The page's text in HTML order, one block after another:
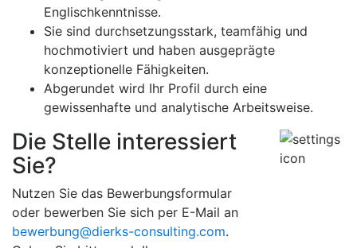
Englischkenntnisse.
Sie sind durchsetzungsstark, teamfähig und
hochmotiviert und haben ausgeprägte
konzeptionelle Fähigkeiten.
Abgerundet wird Ihr Profil durch eine
gewissenhafte und analytische Arbeitsweise.
Die Stelle interessiert
Sie?
Nutzen Sie das Bewerbungsformular
oder bewerben Sie sich per E-Mail an
bewerbung@dierks-consulting.com.